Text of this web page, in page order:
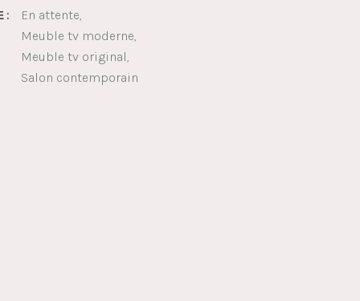
:
En attente
Meuble tv moderne
Meuble tv original
Salon contemporain